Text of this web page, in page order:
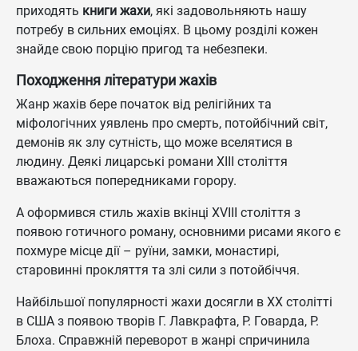
приходять книги жахи, які задовольняють нашу
потребу в сильних емоціях. В цьому розділі кожен
знайде свою порцію пригод та небезпеки.
Походження літератури жахів
Жанр жахів бере початок від релігійних та
міфологічних уявлень про смерть, потойбічний світ,
демонів як злу сутність, що може вселятися в
людину. Деякі лицарські романи ХІІІ століття
вважаються попередниками горору.
А оформився стиль жахів вкінці ХVIII століття з
появою готичного роману, основними рисами якого є
похмуре місце дії – руїни, замки, монастирі,
старовинні прокляття та злі сили з потойбіччя.
Найбільшої популярності жахи досягли в ХХ столітті
в США з появою творів Г. Лавкрафта, Р. Говарда, Р.
Блоха. Справжній переворот в жанрі спричинила